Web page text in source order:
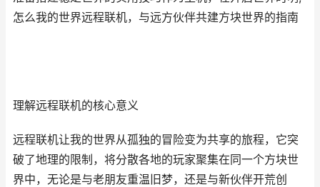
怎么我的世界远程联机，与远方伙伴共建方块世界的指南
理解远程联机的核心意义
远程联机让我的世界从孤独的冒险变为共享的旅程，它突
破了地理的限制，将分散各地的玩家聚集在同一个方块世
界中，无论是与老朋友重温旧梦，还是与新伙伴开荒创